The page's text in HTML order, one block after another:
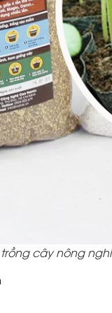
cây nông